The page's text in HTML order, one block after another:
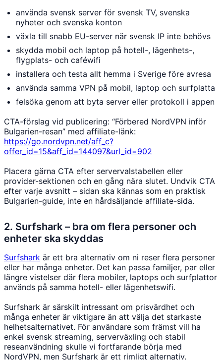
använda svensk server för svensk TV, svenska
nyheter och svenska konton
växla till snabb EU-server när svensk IP inte behövs
skydda mobil och laptop på hotell-, lägenhets-,
flygplats- och caféwifi
installera och testa allt hemma i Sverige före avresa
använda samma VPN på mobil, laptop och surfplatta
felsöka genom att byta server eller protokoll i appen
CTA-förslag vid publicering: “Förbered NordVPN inför
Bulgarien-resan” med affiliate-länk:
https://go.nordvpn.net/aff_c?
offer_id=15&aff_id=144097&url_id=902
Placera gärna CTA efter servervalstabellen eller
provider-sektionen och en gång nära slutet. Undvik CTA
efter varje avsnitt – sidan ska kännas som en praktisk
Bulgarien-guide, inte en hårdsäljande affiliate-sida.
2. Surfshark – bra om flera personer och
enheter ska skyddas
Surfshark är ett bra alternativ om ni reser flera personer
eller har många enheter. Det kan passa familjer, par eller
längre vistelser där flera mobiler, laptops och surfplattor
används på samma hotell- eller lägenhetswifi.
Surfshark är särskilt intressant om prisvärdhet och
många enheter är viktigare än att välja det starkaste
helhetsalternativet. För användare som främst vill ha
enkel svensk streaming, serverväxling och stabil
reseanvändning skulle vi fortfarande börja med
NordVPN, men Surfshark är ett rimligt alternativ.